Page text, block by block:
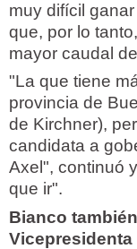
muy difícil
que, por lo
mayor caudal
"La que tiene
provincia de
de Kirchner),
candidata a
Axel", continuó
que ir".
Bianco
Vicepresidenta